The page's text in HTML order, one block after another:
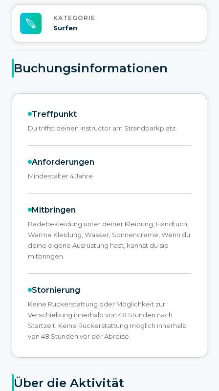
KATEGORIE
Surfen
Buchungsinformationen
Treffpunkt
Du triffst deinen Instructor am Strandparkplatz.
Anforderungen
Mindestalter 4 Jahre
Mitbringen
Badebekleidung unter deiner Kleidung, Handtuch,
Warme Kleidung, Wasser, Sonnencreme, Wenn du
deine eigene Ausrüstung hast, kannst du sie
mitbringen.
Stornierung
Keine Rückerstattung oder Möglichkeit zur
Verschiebung innerhalb von 48 Stunden nach
Startzeit. Keine Rückerstattung möglich innerhalb
von 48 Stunden vor der Abreise.
Über die Aktivität